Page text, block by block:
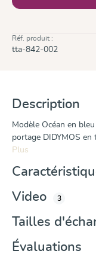
Réf. produit :
tta-842-002
Description
Modèle Océan en
portage DIDYMOS
Plus
Video
3
Tailles
Évaluations